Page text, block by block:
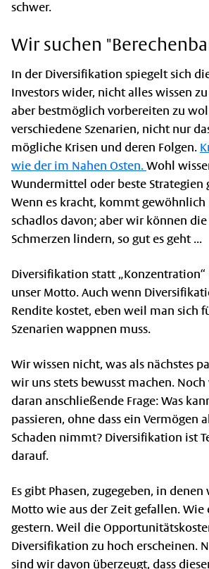
schwer.
Wir suchen
In der Diversifikation spiegelt sich
Investors wider, nicht alles wissen
aber bestmöglich vorbereiten zu
verschiedene Szenarien, nicht nur
mögliche Krisen und deren Folgen.
wie der im Nahen Osten. Wohl
Wundermittel oder beste Strategien
Wenn es kracht, kommt gewöhnlich
schadlos davon; aber wir können
Schmerzen lindern, so gut es geht ...
Diversifikation statt
unser Motto. Auch wenn
Rendite kostet, eben weil man sich
Szenarien wappnen muss.
Wir wissen nicht, was als nächstes
wir uns stets bewusst machen.
daran anschließende Frage: Was
passieren, ohne dass ein Vermögen
Schaden nimmt? Diversifikation ist
darauf.
Es gibt Phasen, zugegeben, in
Motto wie aus der Zeit gefallen. Wie
gestern. Weil die
Diversifikation zu hoch erscheinen.
sind wir davon überzeugt, dass